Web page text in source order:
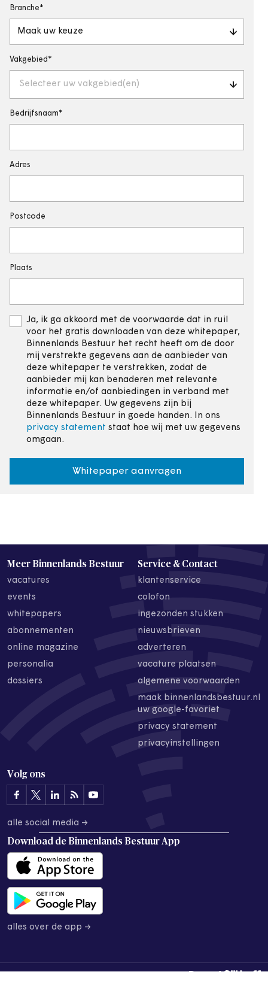
Branche
Maak uw keuze
Vakgebied
Selecteer uw vakgebied(en)
Bedrijfsnaam
Adres
Postcode
Plaats
Ja, ik ga akkoord met de voorwaarde dat in ruil
voor het gratis downloaden van deze whitepaper,
Binnenlands Bestuur het recht heeft om de door
mij verstrekte gegevens aan de aanbieder van
deze whitepaper te verstrekken, zodat de
aanbieder mij kan benaderen met relevante
informatie en/of aanbiedingen in verband met
deze whitepaper. Uw gegevens zijn bij
Binnenlands Bestuur in goede handen. In ons
privacy statement staat hoe wij met uw gegevens
omgaan.
Whitepaper aanvragen
Meer Binnenlands Bestuur
vacatures
events
whitepapers
abonnementen
online magazine
personalia
dossiers
Service & Contact
klantenservice
colofon
ingezonden stukken
nieuwsbrieven
adverteren
vacature plaatsen
algemene voorwaarden
maak binnenlandsbestuur.nl
uw google-favoriet
privacy statement
privacyinstellingen
Volg ons
alle social media →
Download de Binnenlands Bestuur App
alles over de app →